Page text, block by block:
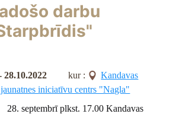
darbu
28.10.2022 kur :
Kandavas
iniciatīvu centrs "Nagla"
28. septembrī plkst. 17.00 Kandavas